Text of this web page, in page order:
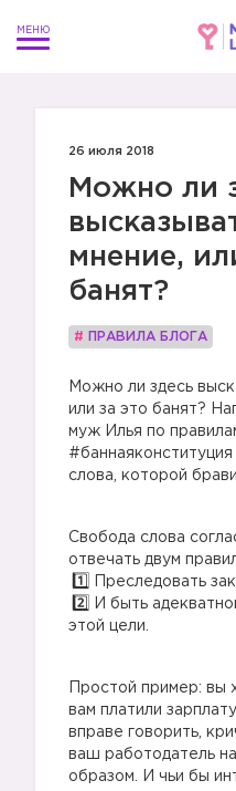
26 июля 2018
Можно ли
мнение,
банят?
# ПРАВИЛА БЛОГА
Можно ли здесь
или за это банят?
муж Илья по
слова, которой
Свобода слова
отвечать двум
Преследовать
И быть
этой цели.
Простой пример: вы
вам платили
вправе говорить,
ваш работодатель
образом. И чьи бы